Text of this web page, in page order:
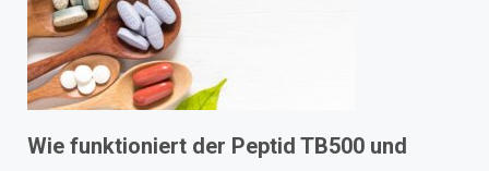
Wie funktioniert der Peptid TB500 und